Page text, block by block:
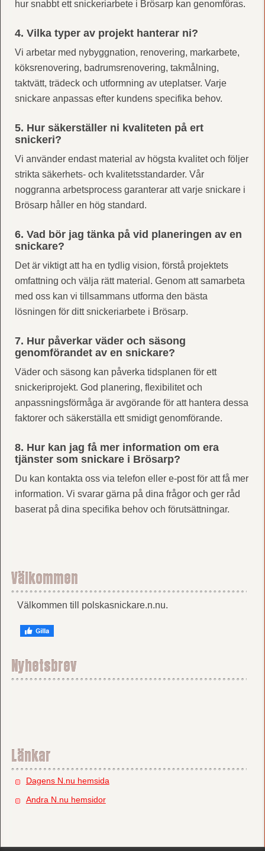
hur snabbt ett snickeriarbete i Brösarp kan genomföras.
4. Vilka typer av projekt hanterar ni?
Vi arbetar med nybyggnation, renovering, markarbete,
köksrenovering, badrumsrenovering, takmålning,
taktvätt, trädeck och utformning av uteplatser. Varje
snickare anpassas efter kundens specifika behov.
5. Hur säkerställer ni kvaliteten på ert
snickeri?
Vi använder endast material av högsta kvalitet och följer
strikta säkerhets- och kvalitetsstandarder. Vår
noggranna arbetsprocess garanterar att varje snickare i
Brösarp håller en hög standard.
6. Vad bör jag tänka på vid planeringen av en
snickare?
Det är viktigt att ha en tydlig vision, förstå projektets
omfattning och välja rätt material. Genom att samarbeta
med oss kan vi tillsammans utforma den bästa
lösningen för ditt snickeriarbete i Brösarp.
7. Hur påverkar väder och säsong
genomförandet av en snickare?
Väder och säsong kan påverka tidsplanen för ett
snickeriprojekt. God planering, flexibilitet och
anpassningsförmåga är avgörande för att hantera dessa
faktorer och säkerställa ett smidigt genomförande.
8. Hur kan jag få mer information om era
tjänster som snickare i Brösarp?
Du kan kontakta oss via telefon eller e-post för att få mer
information. Vi svarar gärna på dina frågor och ger råd
baserat på dina specifika behov och förutsättningar.
Välkommen
Välkommen till polskasnickare.n.nu.
Nyhetsbrev
Länkar
Dagens N.nu hemsida
Andra N.nu hemsidor